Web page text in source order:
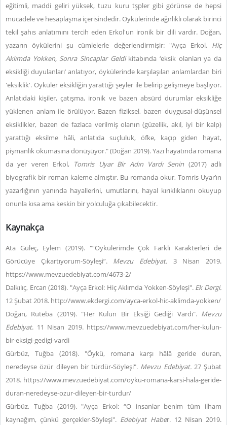
eğitimli, maddi geliri yüksek, tuzu kuru tşpler gibi görünse de hepsi
mücadele ve hesaplaşma içerisindedir. Öykülerinde ağırlıklı olarak birinci
tekil şahıs anlatımını tercih eden Erkol'un ironik bir dili vardır. Doğan,
yazarın öykülerini şu cümlelerle değerlendirmişir: "Ayça Erkol, Hiç
Aklımda Yokken, Sonra Sincaplar Geldikitabında ‘eksik olanları ya da
eksikliği duyulanları’ anlatıyor, öykülerinde karşılaşılan anlamlardan biri
'eksiklik'. Öyküler eksikliğin yarattığı şeyler ile belirip gelişmeye başlıyor.
Anlatıdaki kişiler, çatışma, ironik ve bazen absürd durumlar eksikliğe
yüklenen anlam ile örülüyor. Bazen fiziksel, bazen duygusal-düşünsel
eksiklikler, bazen de fazlaca verilmiş olanın (güzellik, akıl, iyi bir kalp)
yarattığı eksilme hâli, anlatıda suçluluk, öfke, kaçıp giden hayat,
pişmanlık okumasına dönüşüyor." (Doğan 2019). Yazı hayatında romana
da yer veren Erkol, Tomris Uyar Bir Adın Vardı Senin (2017) adlı
biyografik bir roman kaleme almıştır. Bu romanda okur, Tomris Uyar’ın
yazarlığının yanında hayallerini, umutlarını, hayal kırıklıklarını okuyup
onunla kısa ama keskin bir yolculuğa çıkabilecektir.
Kaynakça
Ata Güleç, Eylem (2019). "“Öykülerimde Çok Farklı Karakterleri de
Görücüye Çıkartıyorum-Söyleşi”. Mevzu Edebiyat. 3 Nisan 2019.
https://www.mevzuedebiyat.com/4673-2/
Dalkılıç, Ercan (2018). "Ayça Erkol: Hiç Aklımda Yokken-Söyleşi". Ek Dergi.
12 Şubat 2018. http://www.ekdergi.com/ayca-erkol-hic-aklimda-yokken/
Doğan, Ruteba (2019). "Her Kulun Bir Eksiği Gediği Vardı". Mevzu
Edebiyat. 11 Nisan 2019. https://www.mevzuedebiyat.com/her-kulun-
bir-eksigi-gedigi-vardi
Gürbüz, Tuğba (2018). "Öykü, romana karşı hâlâ geride duran,
neredeyse özür dileyen bir türdür-Söyleşi". Mevzu Edebiyat.27 Şubat
2018. https://www.mevzuedebiyat.com/oyku-romana-karsi-hala-geride-
duran-neredeyse-ozur-dileyen-bir-turdur/
Gürbüz, Tuğba (2019). "Ayça Erkol: “O insanlar benim tüm ilham
kaynağım, çünkü gerçekler-Söyleşi". Edebiyat Haber. 12 Nisan 2019.